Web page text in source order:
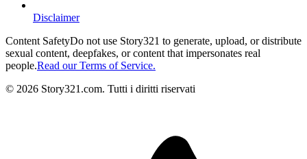
Disclaimer
Content SafetyDo not use Story321 to generate, upload, or distribute
sexual content, deepfakes, or content that impersonates real
people.Read our Terms of Service.
© 2026 Story321.com. Tutti i diritti riservati